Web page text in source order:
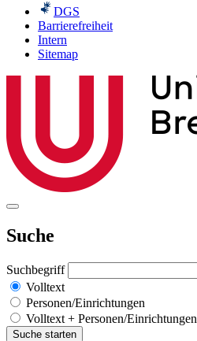
DGS
Barrierefreiheit
Intern
Sitemap
Suche
Suchbegriff
Volltext
Personen/Einrichtungen
Volltext + Personen/Einrichtungen